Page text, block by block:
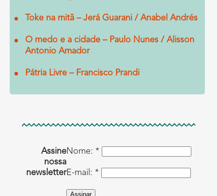
Toke na mitã – Jerá Guarani / Anabel Andrés
O medo e a cidade – Paulo Nunes / Alisson
Antonio Amador
Pátria Livre – Francisco Prandi
Assine
nossa
newsletter
Nome: *
E-mail: *
Assinar